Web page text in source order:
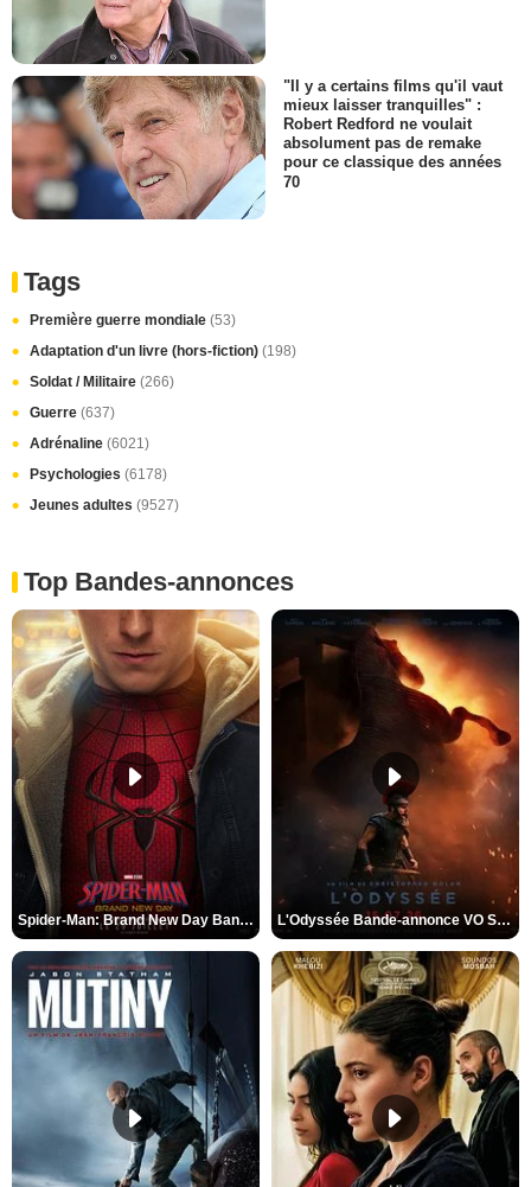
"Il y a certains films qu'il vaut
mieux laisser tranquilles" :
Robert Redford ne voulait
absolument pas de remake
pour ce classique des années
70
Tags
Première guerre mondiale (53)
Adaptation d'un livre (hors-fiction) (198)
Soldat / Militaire (266)
Guerre (637)
Adrénaline (6021)
Psychologies (6178)
Jeunes adultes (9527)
Top Bandes-annonces
Spider-Man: Brand New Day Bande-annonce VO STFR L'Odyssée Bande-annonce VO STFR